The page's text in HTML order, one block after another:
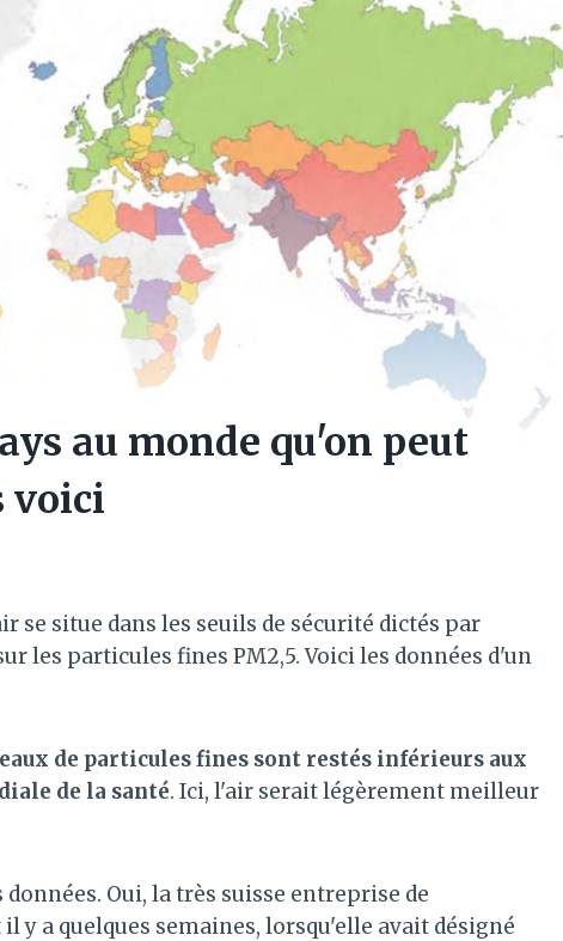
au monde qu'on peut
voici
se situe dans les seuils de sécurité dictés par
les particules fines PM2,5. Voici les données d'un
de particules fines sont restés inférieurs aux
de la santé. Ici, l'air serait légèrement meilleur
Oui, la très suisse entreprise de
a quelques semaines, lorsqu'elle avait désigné